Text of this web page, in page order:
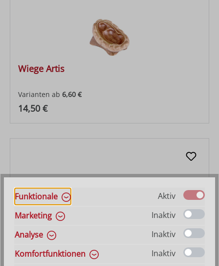
Wiege Artis
Varianten ab 6,60 €
Regulärer Preis:
14,50 €
Engel Artis
Funktionale
Aktiv
Marketing
Inaktiv
Analyse
Inaktiv
Komfortfunktionen
Inaktiv